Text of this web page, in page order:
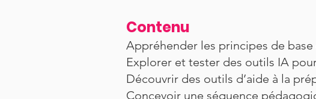
Contenu
Appréhender les principes de
Explorer et tester des outils IA
Découvrir des outils d’aide à la
Concevoir une séquence